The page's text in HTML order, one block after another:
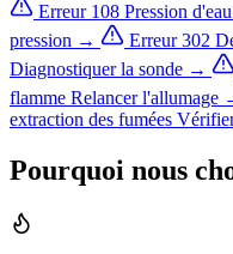
Erreur 108 Pression
pression →
Erreur 302
Diagnostiquer la sonde →
flamme Relancer l'allumage
extraction des fumées
Pourquoi nous